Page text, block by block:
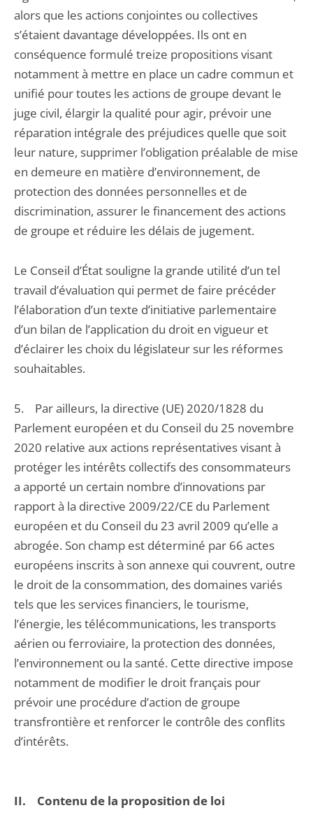
alors que les actions conjointes ou collectives
s’étaient davantage développées. Ils ont en
conséquence formulé treize propositions visant
notamment à mettre en place un cadre commun et
unifié pour toutes les actions de groupe devant le
juge civil, élargir la qualité pour agir, prévoir une
réparation intégrale des préjudices quelle que soit
leur nature, supprimer l’obligation préalable de mise
en demeure en matière d’environnement, de
protection des données personnelles et de
discrimination, assurer le financement des actions
de groupe et réduire les délais de jugement.
Le Conseil d’État souligne la grande utilité d’un tel
travail d’évaluation qui permet de faire précéder
l’élaboration d’un texte d’initiative parlementaire
d’un bilan de l’application du droit en vigueur et
d’éclairer les choix du législateur sur les réformes
souhaitables.
5. Par ailleurs, la directive (UE) 2020/1828 du
Parlement européen et du Conseil du 25 novembre
2020 relative aux actions représentatives visant à
protéger les intérêts collectifs des consommateurs
a apporté un certain nombre d’innovations par
rapport à la directive 2009/22/CE du Parlement
européen et du Conseil du 23 avril 2009 qu’elle a
abrogée. Son champ est déterminé par 66 actes
européens inscrits à son annexe qui couvrent, outre
le droit de la consommation, des domaines variés
tels que les services financiers, le tourisme,
l’énergie, les télécommunications, les transports
aérien ou ferroviaire, la protection des données,
l’environnement ou la santé. Cette directive impose
notamment de modifier le droit français pour
prévoir une procédure d’action de groupe
transfrontière et renforcer le contrôle des conflits
d’intérêts.
II. Contenu de la proposition de loi